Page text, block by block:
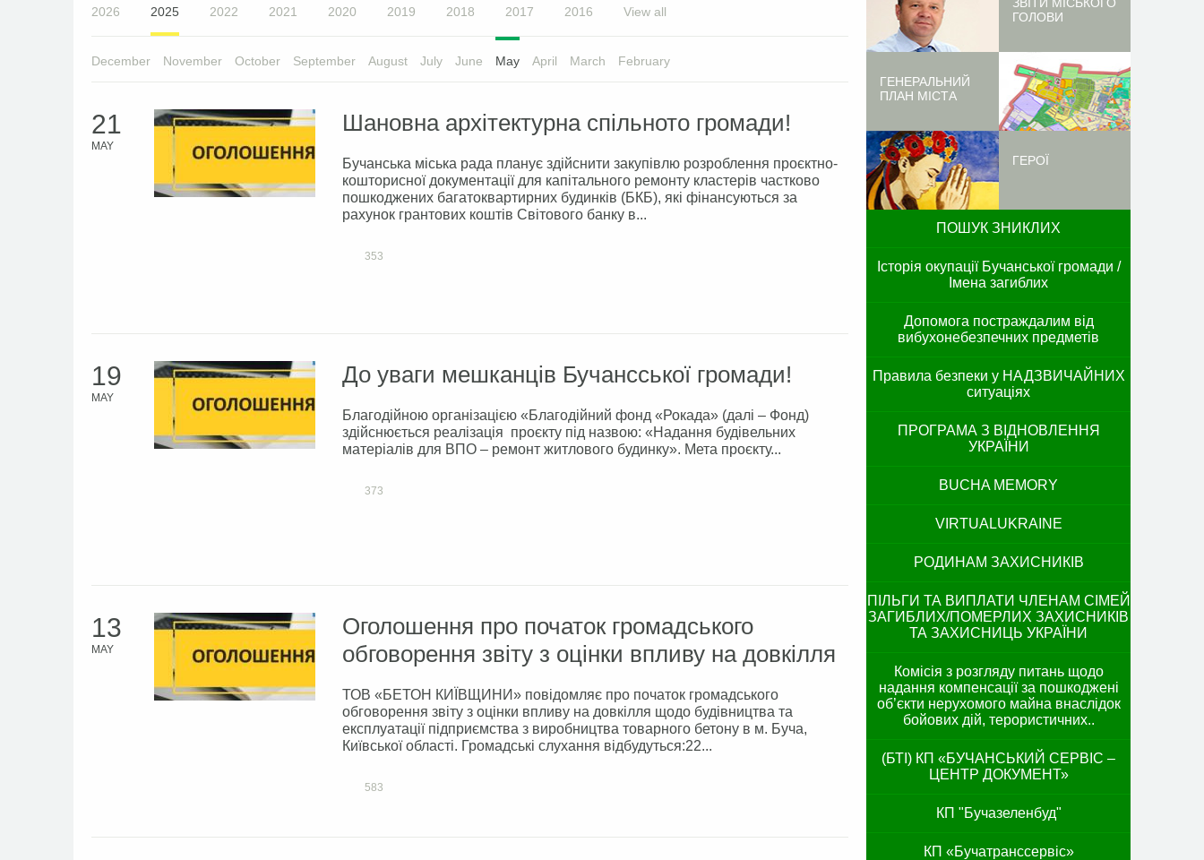
2026 2025 2022 2021 2020 2019 2018 2017 2016 View all
December November October September August July June May April March February
21
MAY
Шановна архітектурна спільното громади!
Бучанська міська рада планує здійснити закупівлю розроблення проєктно-
кошторисної документації для капітального ремонту кластерів частково
пошкоджених багатоквартирних будинків (БКБ), які фінансуються за
рахунок грантових коштів Світового банку в...
353
19
MAY
До уваги мешканців Бучансської громади!
Благодійною організацією «Благодійний фонд «Рокада» (далі – Фонд)
здійснюється реалізація проєкту під назвою: «Надання будівельних
матеріалів для ВПО – ремонт житлового будинку». Мета проєкту...
373
13
MAY
Оголошення про початок громадського
обговорення звіту з оцінки впливу на довкілля
ТОВ «БЕТОН КИЇВЩИНИ» повідомляє про початок громадського
обговорення звіту з оцінки впливу на довкілля щодо будівництва та
експлуатації підприємства з виробництва товарного бетону в м. Буча,
Київської області. Громадські слухання відбудуться:22...
583
ГОЛОВИ
ГЕНЕРАЛЬНИЙ
ПЛАН МІСТА
ГЕРОЇ
ПОШУК ЗНИКЛИХ
Історія окупації Бучанської громади /
Імена загиблих
Допомога постраждалим від
вибухонебезпечних предметів
Правила безпеки у НАДЗВИЧАЙНИХ
ситуаціях
ПРОГРАМА З ВІДНОВЛЕННЯ
УКРАЇНИ
BUCHA MEMORY
VIRTUALUKRAINE
РОДИНАМ ЗАХИСНИКІВ
ПІЛЬГИ ТА ВИПЛАТИ ЧЛЕНАМ СІМЕЙ
ЗАГИБЛИХ/ПОМЕРЛИХ ЗАХИСНИКІВ
ТА ЗАХИСНИЦЬ УКРАЇНИ
Комісія з розгляду питань щодо
надання компенсації за пошкоджені
об’єкти нерухомого майна внаслідок
бойових дій, терористичних..
(БТІ) КП «БУЧАНСЬКИЙ СЕРВІС –
ЦЕНТР ДОКУМЕНТ»
КП "Бучазеленбуд"
КП «Бучатранссервіс»